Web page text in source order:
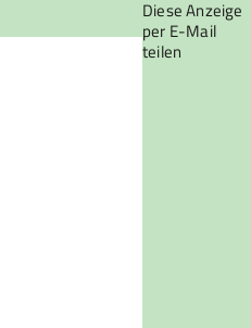
Diese Anzeige
per E-Mail
teilen